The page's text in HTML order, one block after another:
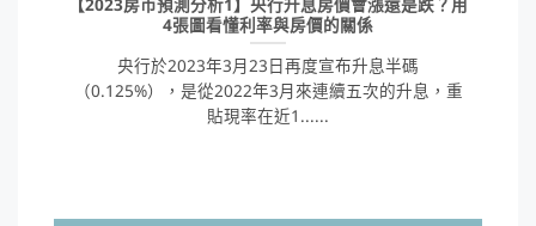
4張圖看懂利率與房價的關係
央行於2023年3月23日再度宣布升息半碼
（0.125%），是從2022年3月來連續五次的升息，重
貼現率在近1......